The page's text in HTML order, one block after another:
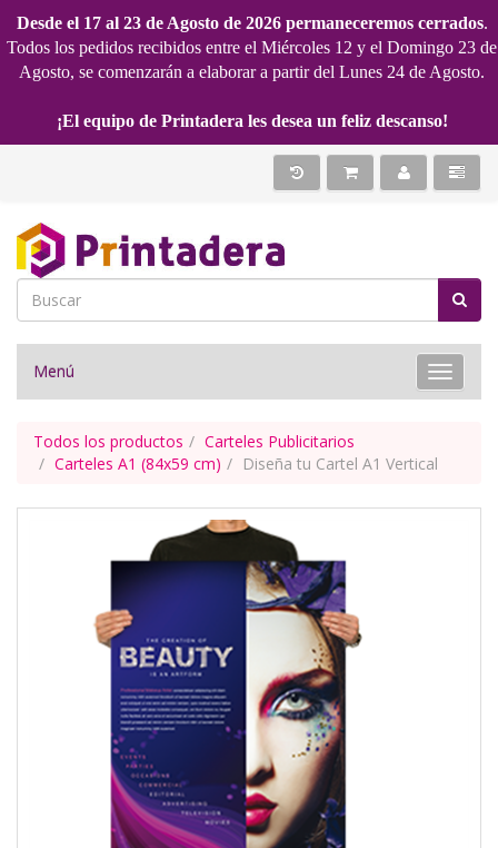
Desde el 17 al 23 de Agosto de 2026 permaneceremos cerrados.
Todos los pedidos recibidos entre el Miércoles 12 y el Domingo 23 de
Agosto, se comenzarán a elaborar a partir del Lunes 24 de Agosto.
¡El equipo de Printadera les desea un feliz descanso!
Toggle
Menú
Todos los productos
Carteles Publicitarios
Carteles A1 (84x59 cm)
Diseña tu Cartel A1 Vertical